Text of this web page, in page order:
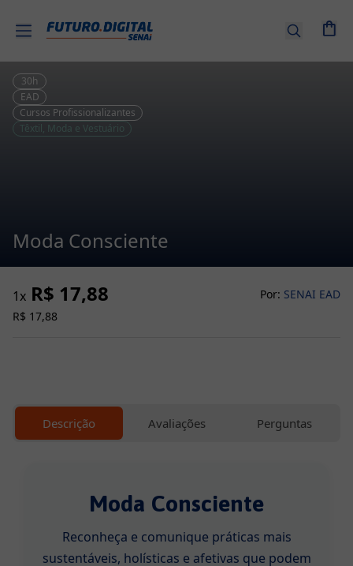
Cadastre-
se
Cursos
por
Cursos
Profissionalizantes
30h
EAD
Cursos Profissionalizantes
Têxtil, Moda e Vestuário
Moda Consciente
1x R$ 17,88
R$ 17,88
Por: SENAI EAD
Descrição Avaliações Perguntas
Moda Consciente
Reconheça e comunique práticas mais
sustentáveis, holísticas e afetivas que podem